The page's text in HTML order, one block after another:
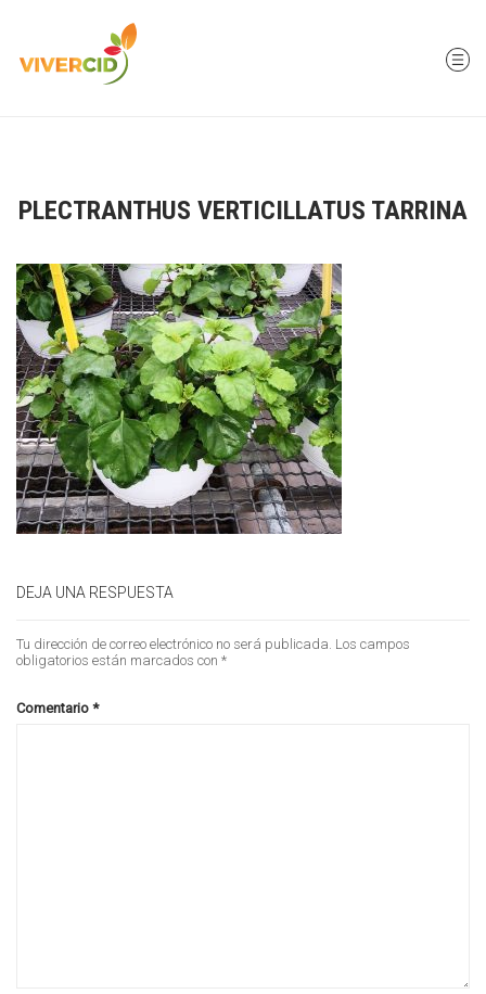
PLECTRANTHUS VERTICILLATUS TARRINA
DEJA UNA RESPUESTA
Tu dirección de correo electrónico no será publicada. Los campos
obligatorios están marcados con *
Comentario *